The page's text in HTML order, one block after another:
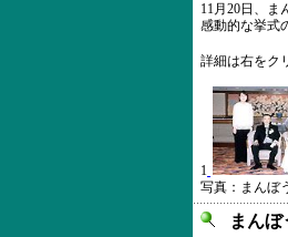
11月20日、ま
感動的な挙式
詳細は右を
1
写真：まんぼ
まん